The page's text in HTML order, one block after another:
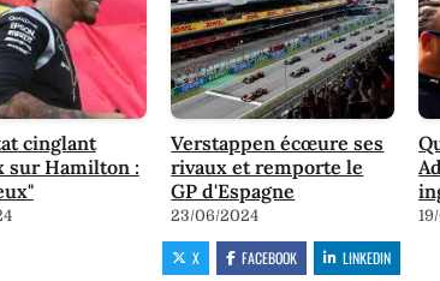
cinglant
sur Hamilton :
Verstappen écœure ses
rivaux et remporte le
GP d'Espagne
23/06/2024
X FACEBOOK LINKEDIN